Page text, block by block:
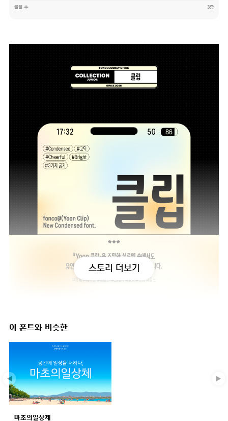
글꼴 수 3종
스토리 더보기
이 폰트와 비슷한
마초의일상체